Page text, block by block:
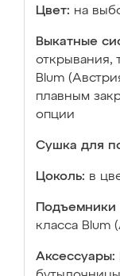
Цвет: на
Выкатные
открывания,
Blum
плавным
опции
Сушка для
Цоколь: в
Подъемники
класса Blum
Аксессуары: